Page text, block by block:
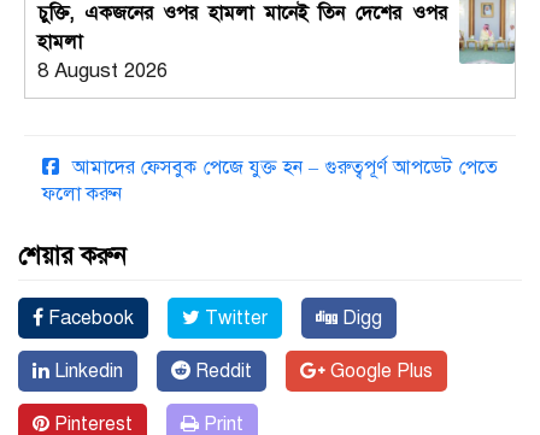
চুক্তি, একজনের ওপর হামলা মানেই তিন দেশের ওপর
হামলা
8 August 2026
আমাদের ফেসবুক পেজে যুক্ত হন – গুরুত্বপূর্ণ আপডেট পেতে
ফলো করুন
শেয়ার করুন
Facebook Twitter Digg
Linkedin Reddit Google Plus
Pinterest Print